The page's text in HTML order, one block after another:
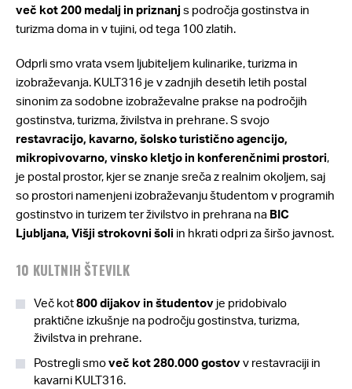
več kot 200 medalj in priznanj s področja gostinstva in
turizma doma in v tujini, od tega 100 zlatih.
Odprli smo vrata vsem ljubiteljem kulinarike, turizma in
izobraževanja. KULT316 je v zadnjih desetih letih postal
sinonim za sodobne izobraževalne prakse na področjih
gostinstva, turizma, živilstva in prehrane. S svojo
restavracijo, kavarno, šolsko turistično agencijo,
mikropivovarno, vinsko kletjo in konferenčnimi prostori,
je postal prostor, kjer se znanje sreča z realnim okoljem, saj
so prostori namenjeni izobraževanju študentom v programih
gostinstvo in turizem ter živilstvo in prehrana na BIC
Ljubljana, Višji strokovni šoli in hkrati odpri za širšo javnost.
10 KULTNIH ŠTEVILK
Več kot800 dijakov in študentov je pridobivalo
praktične izkušnje na področju gostinstva, turizma,
živilstva in prehrane.
Postregli smoveč kot 280.000 gostovv restavraciji in
kavarni KULT316.